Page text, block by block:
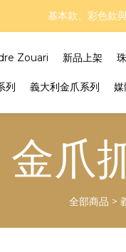
評再延長！夏日年中慶
基本款、彩色款
Zouari 新品上架
列 義大利金爪系列 媒
金爪
全部商品 >